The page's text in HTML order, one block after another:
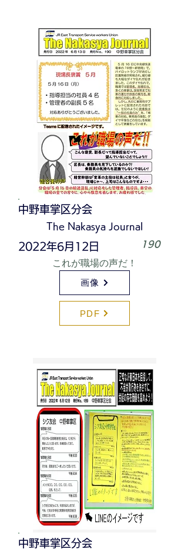
中野車掌区分会
The Nakasya Journal
2022年6月12日 190
これが職場の声だ！
画像
PDF
中野車掌区分会